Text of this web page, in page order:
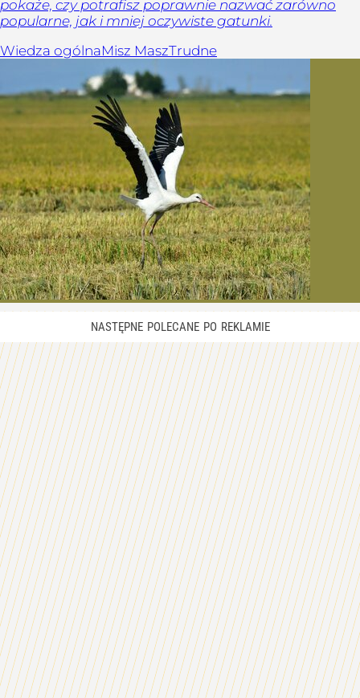
pokaże, czy potrafisz poprawnie nazwać zarówno
popularne, jak i mniej oczywiste gatunki.
Wiedza ogólnaMisz MaszTrudne